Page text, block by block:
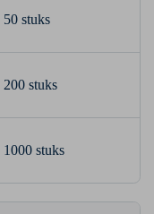
50 stuks
200 stuks
1000 stuks